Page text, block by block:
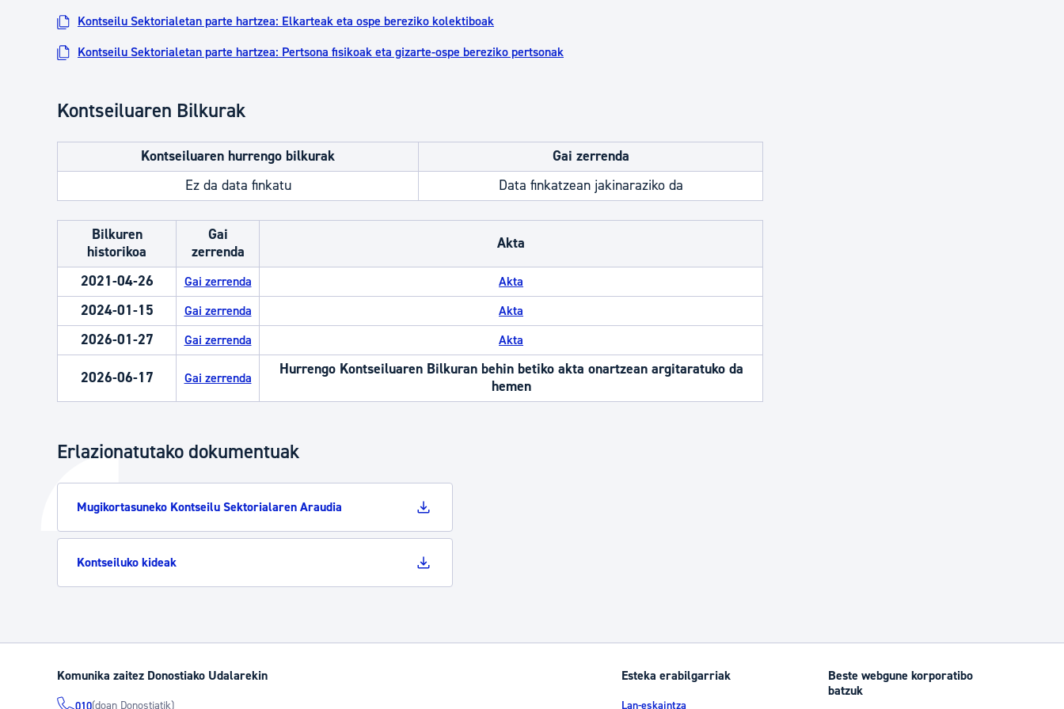
Kontseilu Sektorialetan parte hartzea: Elkarteak eta ospe bereziko kolektiboak
Kontseilu Sektorialetan parte hartzea: Pertsona fisikoak eta gizarte-ospe bereziko pertsonak
Kontseiluaren Bilkurak
Kontseiluaren hurrengo bilkurak
Gai zerrenda
Ez da data finkatu
Data finkatzean jakinaraziko da
Bilkuren
historikoa
Gai
zerrenda
Akta
2021-04-26 Gai zerrenda Akta
2024-01-15 Gai zerrenda Akta
2026-01-27 Gai zerrenda Akta
2026-06-17 Gai zerrenda
Hurrengo Kontseiluaren Bilkuran behin betiko akta onartzean argitaratuko da
hemen
Erlazionatutako dokumentuak
Mugikortasuneko Kontseilu Sektorialaren Araudia
Kontseiluko kideak
Komunika zaitez Donostiako Udalarekin
010(doan Donostiatik)
Esteka erabilgarriak
Lan-eskaintza
Beste webgune korporatibo
batzuk